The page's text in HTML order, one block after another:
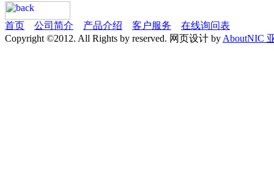
首页 公司简介 产品介绍 客户服务
在线询问表
Copyright ©2012. All Rights by reserved. 网页设计 by AboutNIC